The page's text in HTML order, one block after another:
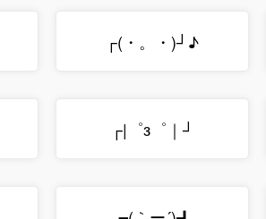
┌(・。・)┘♪
┌|゜з゜｜┘